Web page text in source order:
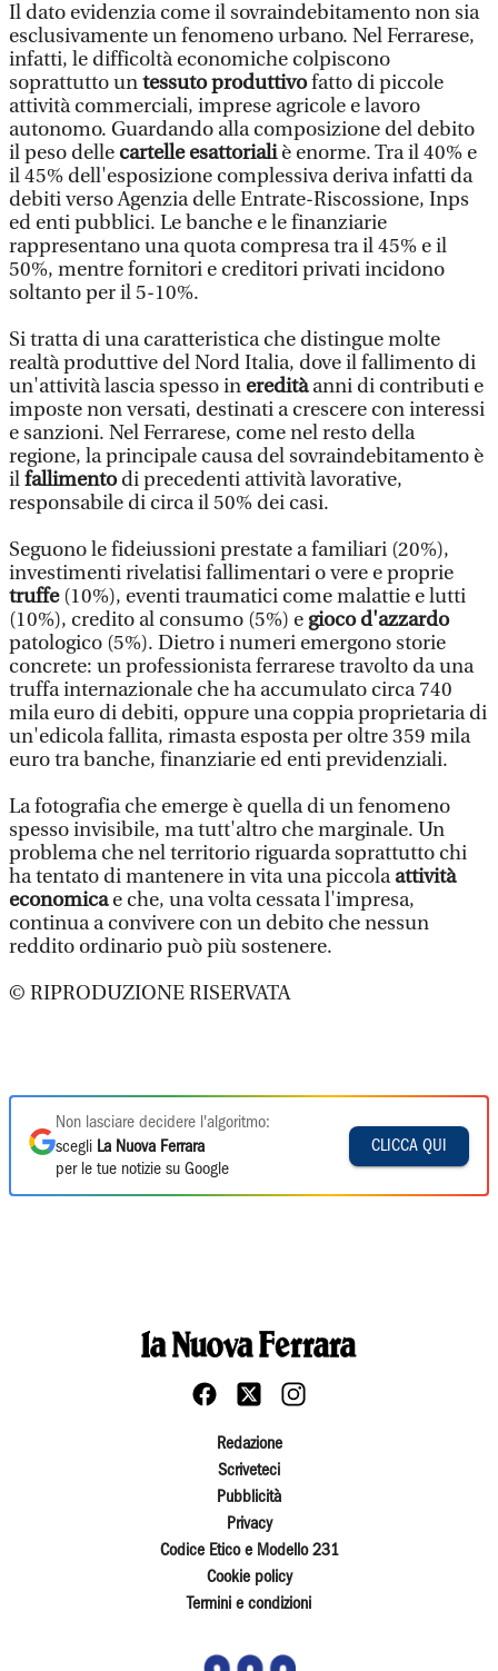
Il dato evidenzia come il sovraindebitamento non sia
esclusivamente un fenomeno urbano. Nel Ferrarese,
infatti, le difficoltà economiche colpiscono
soprattutto untessuto produttivofatto di piccole
attività commerciali, imprese agricole e lavoro
autonomo. Guardando alla composizione del debito
il peso delle cartelle esattorialiè enorme. Tra il 40% e
il 45% dell'esposizione complessiva deriva infatti da
debiti verso Agenzia delle Entrate-Riscossione, Inps
ed enti pubblici. Le banche e le finanziarie
rappresentano una quota compresa tra il 45% e il
50%, mentre fornitori e creditori privati incidono
soltanto per il 5-10%.
Si tratta di una caratteristica che distingue molte
realtà produttive del Nord Italia, dove il fallimento di
un'attività lascia spesso in ereditàanni di contributi e
imposte non versati, destinati a crescere con interessi
e sanzioni. Nel Ferrarese, come nel resto della
regione, la principale causa del sovraindebitamento è
ilfallimentodi precedenti attività lavorative,
responsabile di circa il 50% dei casi.
Seguono le fideiussioni prestate a familiari (20%),
investimenti rivelatisi fallimentari o vere e proprie
truffe(10%), eventi traumatici come malattie e lutti
(10%), credito al consumo (5%) e gioco d'azzardo
patologico (5%). Dietro i numeri emergono storie
concrete: un professionista ferrarese travolto da una
truffa internazionale che ha accumulato circa 740
mila euro di debiti, oppure una coppia proprietaria di
un'edicola fallita, rimasta esposta per oltre 359 mila
euro tra banche, finanziarie ed enti previdenziali.
La fotografia che emerge è quella di un fenomeno
spesso invisibile, ma tutt'altro che marginale. Un
problema che nel territorio riguarda soprattutto chi
ha tentato di mantenere in vita una piccolaattività
economicae che, una volta cessata l'impresa,
continua a convivere con un debito che nessun
reddito ordinario può più sostenere.
© RIPRODUZIONE RISERVATA
Non lasciare decidere l'algoritmo:
scegli La Nuova Ferrara
per le tue notizie su Google
CLICCA QUI
Redazione
Scriveteci
Pubblicità
Privacy
Codice Etico e Modello 231
Cookie policy
Termini e condizioni